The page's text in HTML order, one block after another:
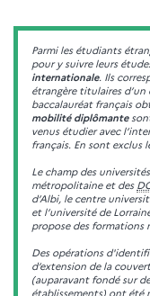
Parmi les étudiants
pour y suivre leurs
internationale. Ils
étrangère titulaires d’un
baccalauréat français
mobilité diplômante
venus étudier avec
français. En sont exclus
Le champ des
métropolitaine et des
d’Albi, le centre
et l’université de
propose des formations
Des opérations
d’extension de la
(auparavant fondé sur